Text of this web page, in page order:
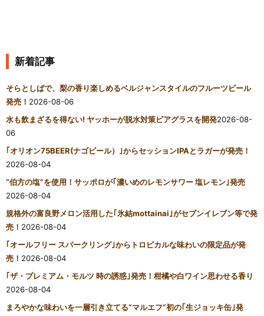
新着記事
そらとしばで、梨の香り楽しめるベルジャンスタイルのフルーツビール
発売！ 2026-08-06
水も飲まざるを得ない! ヤッホーが脱水対策ビアグラスを開発2026-08-
06
｢オリオン75BEER(ナゴビール）｣からセッションIPAとラガーが発売！
2026-08-04
“伯方の塩”を使用！サッポロが｢濃いめのレモンサワー 塩レモン｣発売
2026-08-04
規格外の富良野メロン活用した｢氷結mottainai｣がセブンイレブン等で発
売！ 2026-08-04
｢オールフリー スパークリング｣からトロピカルな味わいの限定品が発
売！ 2026-08-04
｢ザ・プレミアム・モルツ 時の誘惑｣発売！柑橘や白ワイン思わせる香り
2026-08-04
まろやかな味わいを一層引き立てる“マルエフ”初の｢生ジョッキ缶｣発